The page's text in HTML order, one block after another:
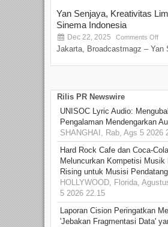
Yan Senjaya, Kreativitas
Sinema Indonesia
Dec 22, 2025 Comments Off
Jakarta, Broadcastmagz – Yan
Rilis PR Newswire
UNISOC Lyric Audio:
Pengalaman Mendengarkan
SHANGHAI, Rab, Ags 5 2026
Hard Rock Cafe dan Coca-
Meluncurkan Kompetisi Musik
Rising untuk Musisi
HOLLYWOOD, Florida,
5 2026 22.15
Laporan Cision Peringatkan
'Jebakan Fragmentasi Data'